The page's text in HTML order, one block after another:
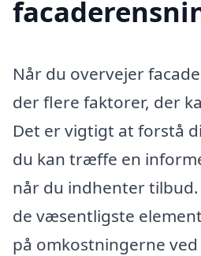
Når du overvejer
der flere faktorer, der
Det er vigtigt at forstå
du kan træffe en
når du indhenter
de væsentligste
på omkostningerne